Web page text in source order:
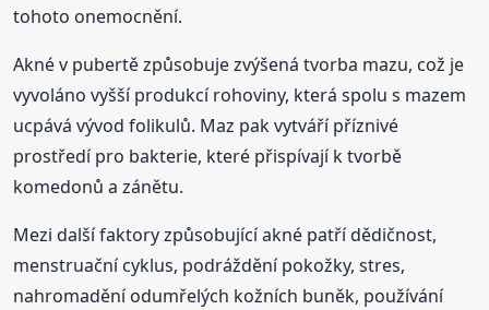
tohoto onemocnění.
Akné v pubertě způsobuje zvýšená tvorba mazu, což je
vyvoláno vyšší produkcí rohoviny, která spolu s mazem
ucpává vývod folikulů. Maz pak vytváří příznivé
prostředí pro bakterie, které přispívají k tvorbě
komedonů a zánětu.
Mezi další faktory způsobující akné patří dědičnost,
menstruační cyklus, podráždění pokožky, stres,
nahromadění odumřelých kožních buněk, používání